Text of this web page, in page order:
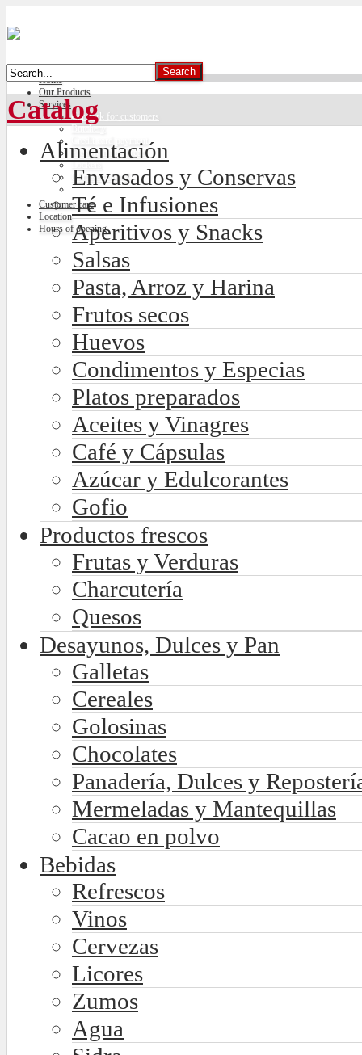
Home
Our Products
Services
Car park for customers
Butchery
Credit card payment
Freshly made bread
Lockers
Climate control
Customer care
Location
Hours of opening
Catalog
Alimentación
Envasados y Conservas
Té e Infusiones
Aperitivos y Snacks
Salsas
Pasta, Arroz y Harina
Frutos secos
Huevos
Condimentos y Especias
Platos preparados
Aceites y Vinagres
Café y Cápsulas
Azúcar y Edulcorantes
Gofio
Productos frescos
Frutas y Verduras
Charcutería
Quesos
Desayunos, Dulces y Pan
Galletas
Cereales
Golosinas
Chocolates
Panadería, Dulces y
Mermeladas y Mantequillas
Cacao en polvo
Bebidas
Refrescos
Vinos
Cervezas
Licores
Zumos
Agua